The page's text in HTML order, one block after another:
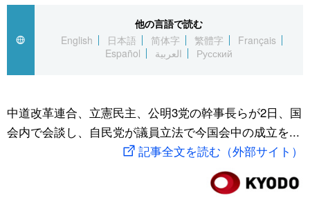
Русский
経済・ビジネス
国際
文化
トップ
アーカイブ
In-depth
Japan Data
動画/Live
スポーツ・東京2020
他の言語で読む
English
日本語 简体字 繁體字
Français
Español
العربية Русский
中道改革連合、立憲民主、公明3党の幹事長らが2日、国
会内で会談し、自民党が議員立法で今国会中の成立を...
記事全文を読む（外部サイト）